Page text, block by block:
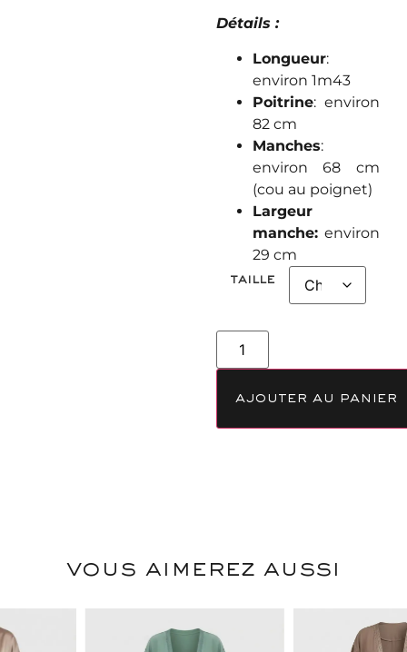
Détails :
Longueur:
environ 1m43
Poitrine: environ
82 cm
Manches:
environ 68 cm
(cou au poignet)
Largeur
manche:environ
29 cm
taille
ajouter au panier
vous aimerez aussi